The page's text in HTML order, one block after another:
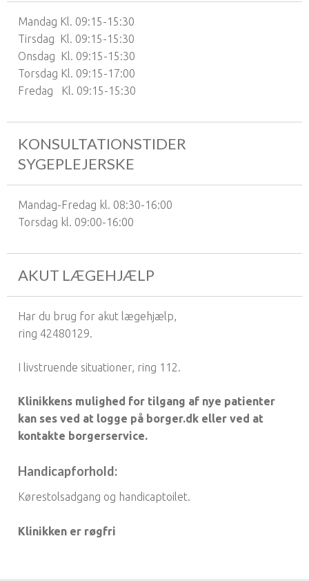
Mandag Kl. 09:15-15:30
Tirsdag Kl. 09:15-15:30
Onsdag Kl. 09:15-15:30
Torsdag Kl. 09:15-17:00
Fredag Kl. 09:15-15:30
KONSULTATIONSTIDER
SYGEPLEJERSKE
Mandag-Fredag kl. 08:30-16:00
Torsdag kl. 09:00-16:00
AKUT LÆGEHJÆLP
Har du brug for akut lægehjælp,
ring 42480129.
I livstruende situationer, ring 112.
Klinikkens mulighed for tilgang af nye patienter
kan ses ved at logge på borger.dk eller ved at
kontakte borgerservice.
Handicapforhold:
Kørestolsadgang og handicaptoilet.
Klinikken er røgfri